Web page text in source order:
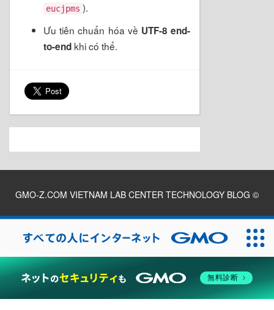
eucjpms ).
Ưu tiên chuẩn hóa về UTF-8 end-
to-end khi có thể.
GMO-Z.COM VIETNAM LAB CENTER TECHNOLOGY BLOG ©
2026
無料診断